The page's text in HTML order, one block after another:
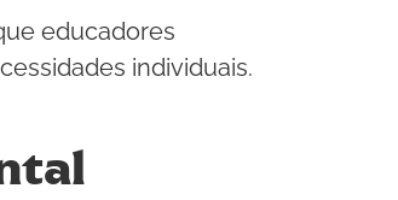
educadores
individuais.